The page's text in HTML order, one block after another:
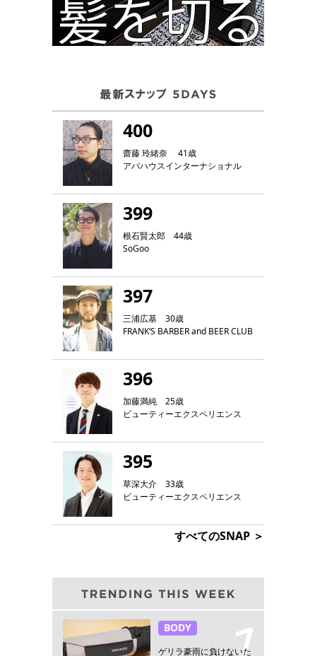
400
齋藤 玲緒奈 41歳
アバハウスインターナショナル
399
根石賢太郎 44歳
SoGoo
397
三浦広基 30歳
FRANK‘S BARBER and BEER CLUB
396
加藤満純 25歳
ビューティーエクスペリエンス
395
草深大介 33歳
ビューティーエクスペリエンス
すべてのSNAP ＞
BODY
ゲリラ豪雨に負けないた